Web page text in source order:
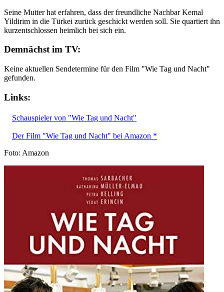
Seine Mutter hat erfahren, dass der freundliche Nachbar Kemal
Yildirim in die Türkei zurück geschickt werden soll. Sie quartiert ihn
kurzentschlossen heimlich bei sich ein.
Demnächst im TV:
Keine aktuellen Sendetermine für den Film "Wie Tag und Nacht"
gefunden.
Links:
Schauspieler von "Wie Tag und Nacht"
Der Film "Wie Tag und Nacht" bei Amazon *
Foto: Amazon